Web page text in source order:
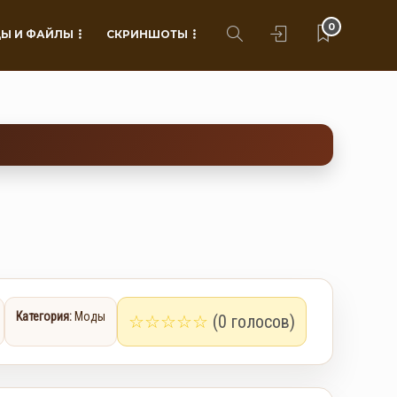
И ФАЙЛЫ СКРИНШОТЫ
0
Категория: Моды ☆☆☆☆☆ (0 голосов)